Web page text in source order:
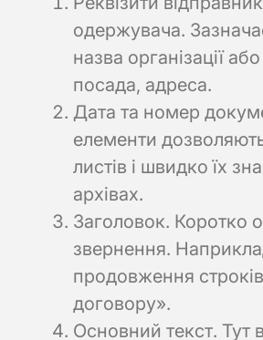
одержувача.
назва організації
посада, адреса.
Дата та номер
елементи
листів і швидко їх
архівах.
Заголовок. Коротко
звернення.
продовження
договору».
Основний текст. Тут